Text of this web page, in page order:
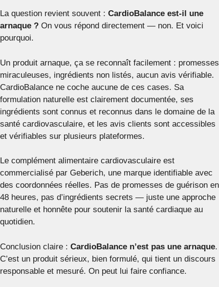
La question revient souvent : CardioBalance est-il une
arnaque ? On vous répond directement — non. Et voici
pourquoi.
Un produit arnaque, ça se reconnaît facilement : promesses
miraculeuses, ingrédients non listés, aucun avis vérifiable.
CardioBalance ne coche aucune de ces cases. Sa
formulation naturelle est clairement documentée, ses
ingrédients sont connus et reconnus dans le domaine de la
santé cardiovasculaire, et les avis clients sont accessibles
et vérifiables sur plusieurs plateformes.
Le complément alimentaire cardiovasculaire est
commercialisé par Geberich, une marque identifiable avec
des coordonnées réelles. Pas de promesses de guérison en
48 heures, pas d’ingrédients secrets — juste une approche
naturelle et honnête pour soutenir la santé cardiaque au
quotidien.
Conclusion claire : CardioBalance n’est pas une arnaque.
C’est un produit sérieux, bien formulé, qui tient un discours
responsable et mesuré. On peut lui faire confiance.